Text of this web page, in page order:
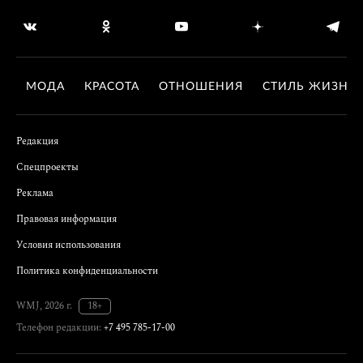
МОДА КРАСОТА ОТНОШЕНИЯ СТИЛЬ ЖИЗНИ
Редакция
Спецпроекты
Реклама
Правовая информация
Условия использования
Политика конфиденциальности
WMJ, 2026 г.
18+
Телефон редакции: +7 495 785-17-00